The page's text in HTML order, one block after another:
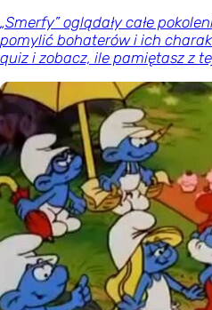
„Smerfy” oglądały całe
pomylić bohaterów i ich
quiz i zobacz, ile pamiętasz z